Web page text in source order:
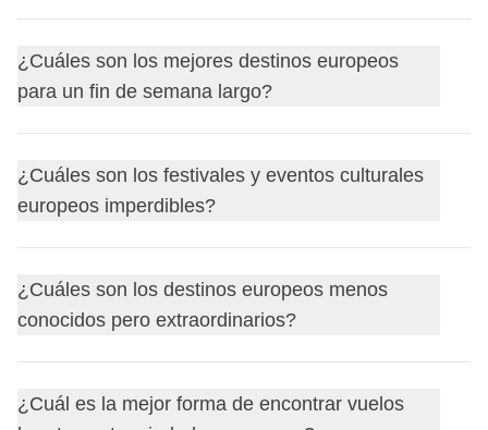
Entre las paradas más populares están:
París
Ámsterdam
Praga
Las islas griegas
también ofrecen paisajes y experiencias
¿Cuáles son los mejores destinos europeos
para un fin de semana largo?
Ciudades como:
Barcelona
Viena
Praga
Ámsterdam
la alta densidad de atracciones en el centro histórico.
¿Cuáles son los festivales y eventos culturales
europeos imperdibles?
Entre los más icónicos están:
ElCarnaval de Venecia
El Festival de Edimburgo en agosto
¿Cuáles son los destinos europeos menos
conocidos pero extraordinarios?
Entre las joyas ocultas destacan:
¿Cuál es la mejor forma de encontrar vuelos